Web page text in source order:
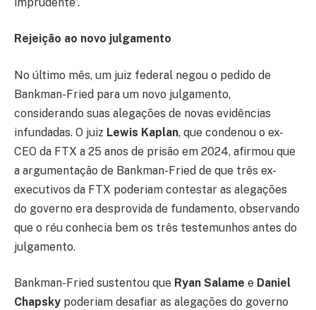
Rejeição ao novo julgamento
No último mês, um juiz federal negou o pedido de
Bankman-Fried para um novo julgamento,
considerando suas alegações de novas evidências
infundadas. O juiz Lewis Kaplan, que condenou o ex-
CEO da FTX a 25 anos de prisão em 2024, afirmou que
a argumentação de Bankman-Fried de que três ex-
executivos da FTX poderiam contestar as alegações
do governo era desprovida de fundamento, observando
que o réu conhecia bem os três testemunhos antes do
julgamento.
Bankman-Fried sustentou que Ryan Salame e Daniel
Chapsky poderiam desafiar as alegações do governo